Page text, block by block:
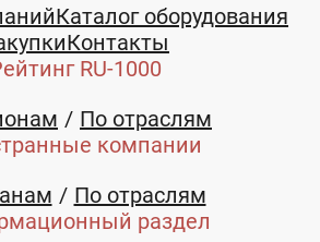
Каталог оборудования
Контакты
RU-1000
По отраслям
компании
По отраслям
раздел